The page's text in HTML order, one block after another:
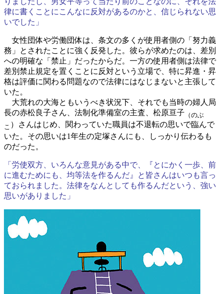
律に書くことにこんなに反対があるのかと、信じられない思
いでした」
女性団体や労働団体は、条文の多くが使用者側の「努力義
務」とされたことに強く反発した。彼らが求めたのは、差別
への明確な「禁止」だったからだ。一方の使用者側は法律で
差別禁止規定を置くことに反対という立場で、特に昇進・昇
格は評価に関わる問題なので法律にはなじまないと主張して
いた。
大荒れの大海ともいうべき状況下、それでも当時の婦人局
長の赤松良子さん、法制化準備室の主査、松原亘子 （のぶ
こ ）さんはじめ、関わっていた職員は不退転の思いで臨んで
いた。その思いは1年生の定塚さんにも、しっかり伝わるも
のだった。
「労使双方、いろんな意見がある中で、『とにかく一歩、前
に進むためにも、均等法を作るんだ』と皆さんはいつも言っ
ておられました。法律をなんとしても作るんだという、強い
思いがありました」